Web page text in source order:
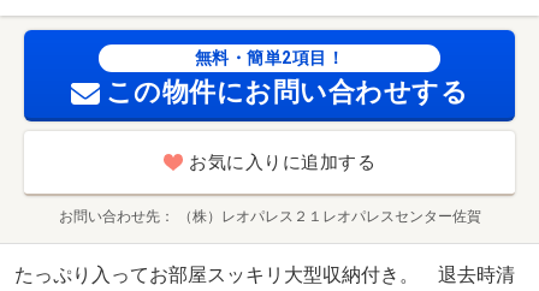
無料・簡単2項目！
この物件にお問い合わせする
お気に入りに追加する
お問い合わせ先 （株）レオパレス２１レオパレスセンター佐賀
たっぷり入ってお部屋スッキリ大型収納付き。 退去時清